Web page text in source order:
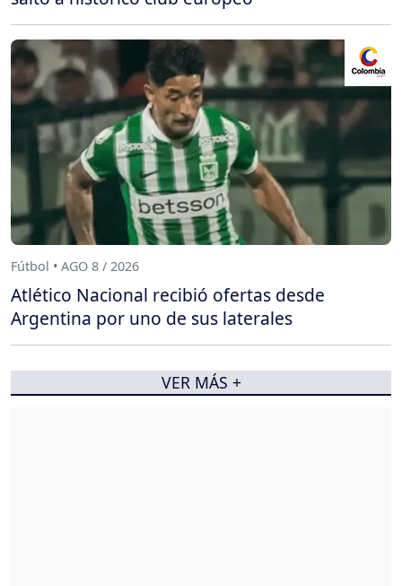
Fútbol • AGO 8 / 2026
Atlético Nacional recibió ofertas desde
Argentina por uno de sus laterales
VER MÁS +